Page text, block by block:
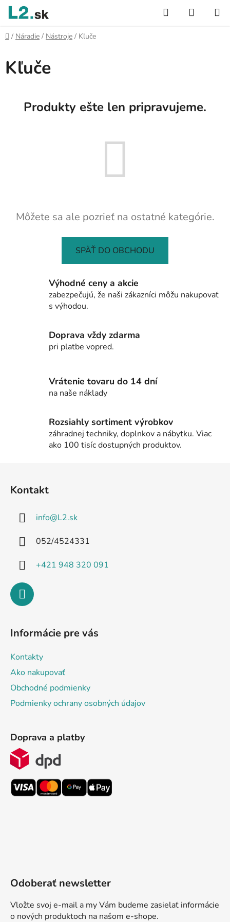
Prejsť
obsah
Hľadať
KOŠÍK
Domov
/ Náradie / Nástroje / Kľuče
Kľuče
Produkty ešte len pripravujeme.
Môžete sa ale pozrieť na ostatné kategórie.
SPÄŤ DO OBCHODU
Výhodné ceny a akcie
zabezpečujú, že naši zákazníci môžu nakupovať
s výhodou.
Doprava vždy zdarma
pri platbe vopred.
Vrátenie tovaru do 14 dní
na naše náklady
Rozsiahly sortiment výrobkov
záhradnej techniky, doplnkov a nábytku. Viac
ako 100 tisíc dostupných produktov.
Kontakt
info@L2.sk
052/4524331
+421 948 320 091
Informácie pre vás
Kontakty
Ako nakupovať
Obchodné podmienky
Podmienky ochrany osobných údajov
Doprava a platby
Odoberať newsletter
Vložte svoj e-mail a my Vám budeme zasielať informácie
o nových produktoch na našom e-shope.